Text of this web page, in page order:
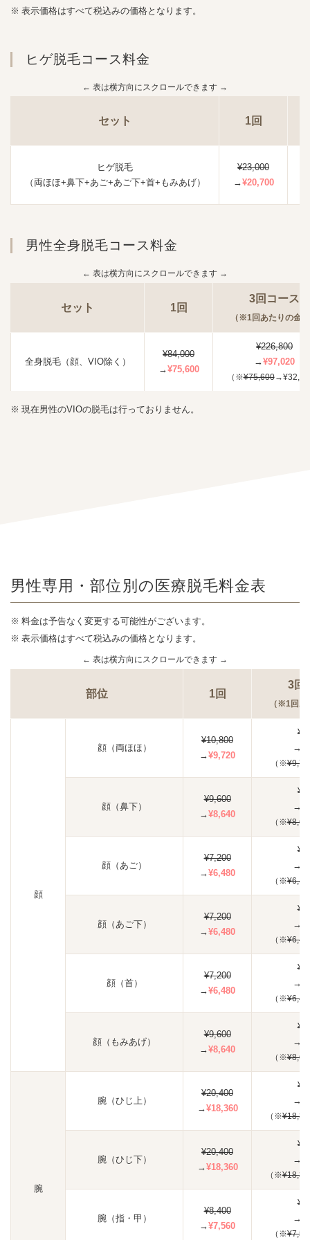
表示価格はすべて税込みの価格となります。
ヒゲ脱毛コース料金
セット 1回
ヒゲ脱毛
（両ほほ+鼻下+あご+あご下+首+もみあげ）
¥23,000
→¥20,700
男性全身脱毛コース料金
セット 1回
3回コース
（※1回あたりの金
全身脱毛（顔、VIO除く）
¥84,000
→¥75,600
¥226,800
→¥97,020
（※¥75,600
現在男性のVIOの脱毛は行っておりません。
男性専用・部位別の医療脱毛料金表
料金は予告なく変更する可能性がございます。
表示価格はすべて税込みの価格となります。
部位 1回
3回
（※1回あ
顔
顔（両ほほ）
¥10,800
→¥9,720
→
（※
顔（鼻下）
¥9,600
→¥8,640
→
（※
顔（あご）
¥7,200
→¥6,480
→
（※
顔（あご下）
¥7,200
→¥6,480
→
（※
顔（首）
¥7,200
→¥6,480
→
（※
顔（もみあげ）
¥9,600
→¥8,640
→
（※
腕
腕（ひじ上）
¥20,400
→¥18,360
→
（※
腕（ひじ下）
¥20,400
→¥18,360
→
（※
腕（指・甲）
¥8,400
→¥7,560
→
（※